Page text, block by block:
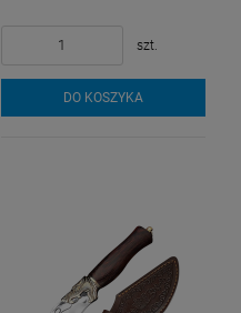
szt.
DO KOSZYKA